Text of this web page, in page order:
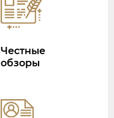
Честные
обзоры